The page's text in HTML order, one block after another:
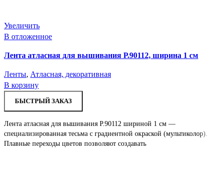
Увеличить
В отложенное
Лента атласная для вышивания Р.90112, ширина 1 см
Ленты, Атласная, декоративная
В корзину
БЫСТРЫЙ ЗАКАЗ
Лента атласная для вышивания Р.90112 шириной 1 см —
специализированная тесьма с градиентной окраской (мультиколор).
Плавные переходы цветов позволяют создавать